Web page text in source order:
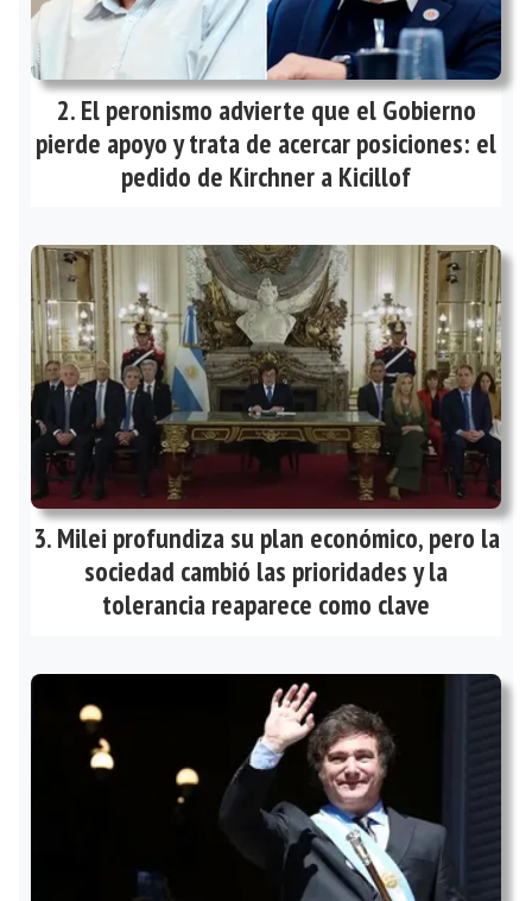
El peronismo advierte que el Gobierno
pierde apoyo y trata de acercar posiciones: el
pedido de Kirchner a Kicillof
Milei profundiza su plan económico, pero la
sociedad cambió las prioridades y la
tolerancia reaparece como clave